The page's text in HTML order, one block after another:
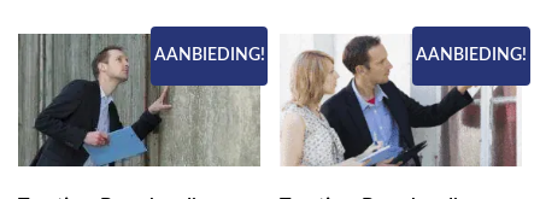
AANBIEDING! AANBIEDING!